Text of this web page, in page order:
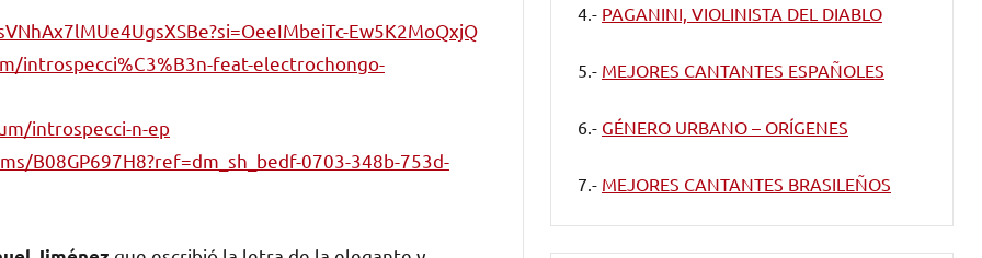
Ew5K2MoQxjQ
introspecci%C3%B3n-feat-electrochongo-
introspecci-n-ep
B08GP697H8?ref=dm_sh_bedf-0703-348b-753d-
4.- PAGANINI, VIOLINISTA DEL DIABLO
5.- MEJORES CANTANTES ESPAÑOLES
6.- GÉNERO URBANO – ORÍGENES
7.- MEJORES CANTANTES BRASILEÑOS